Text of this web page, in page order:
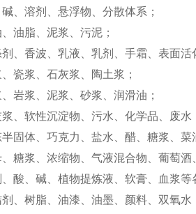
、溶剂、悬浮物、分散体系；
油脂、泥浆、污泥；
、香波、乳液、乳剂、手霜、表面活
瓷浆、石灰浆、陶土浆；
岩浆、泥浆、砂浆、润滑油；
、软性沉淀物、污水、化学品、废水
固体、巧克力、盐水、醋、糖浆、菜
糖浆、浓缩物、气液混合物、葡萄酒
酸、碱、植物提炼液、软膏、血浆等
、树脂、油漆、油墨、颜料、双氧水